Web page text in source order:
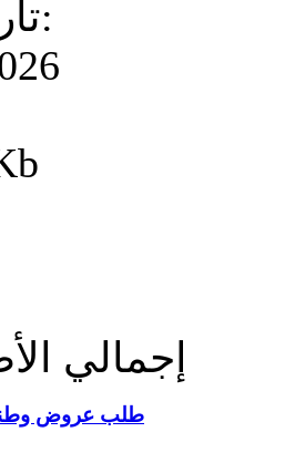
تاريخ الإضافة:
إجمالي
طلب عروض وطني عدد